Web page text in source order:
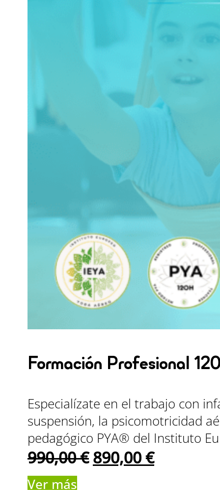
Formación Profesional
Especialízate en el trabajo con
suspensión, la psicomotricidad
pedagógico PYA® del Instituto
990,00€ El
890,00€El
Ver más